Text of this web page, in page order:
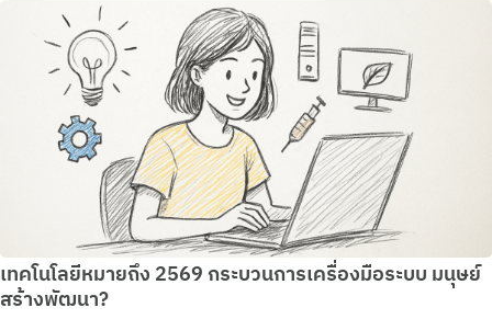
เทคโนโลยีหมายถึง 2569 กระบวนการเครื่องมือระบบ มนุษย์
สร้างพัฒนา?